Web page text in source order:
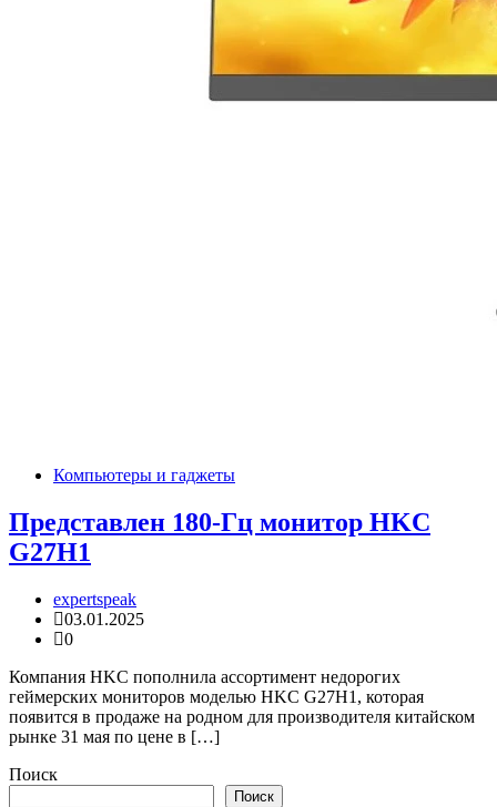
Компьютеры и гаджеты
Представлен 180-Гц монитор HKC
G27H1
expertspeak
03.01.2025
0
Компания HKC пополнила ассортимент недорогих
геймерских мониторов моделью HKC G27H1, которая
появится в продаже на родном для производителя китайском
рынке 31 мая по цене в […]
Поиск
Поиск